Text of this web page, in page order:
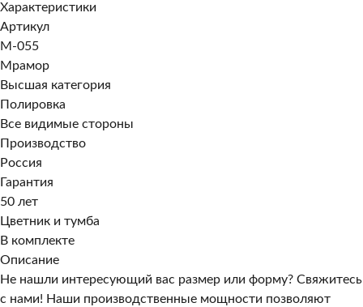
Характеристики
Артикул
M-055
Мрамор
Высшая категория
Полировка
Все видимые стороны
Производство
Россия
Гарантия
50 лет
Цветник и тумба
В комплекте
Описание
Не нашли интересующий вас размер или форму? Свяжитесь
с нами! Наши производственные мощности позволяют